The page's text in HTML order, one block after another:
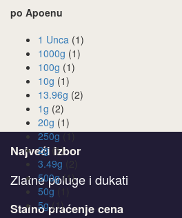
po Apoenu
1 Unca (1)
1000g (1)
100g (1)
10g (1)
13.96g (2)
1g (2)
20g (1)
250g (1)
2g (1)
3.49g
500g (1)
50g
5g (1)
Najveći izbor
Zlatne poluge i dukati
Stalno praćenje cena